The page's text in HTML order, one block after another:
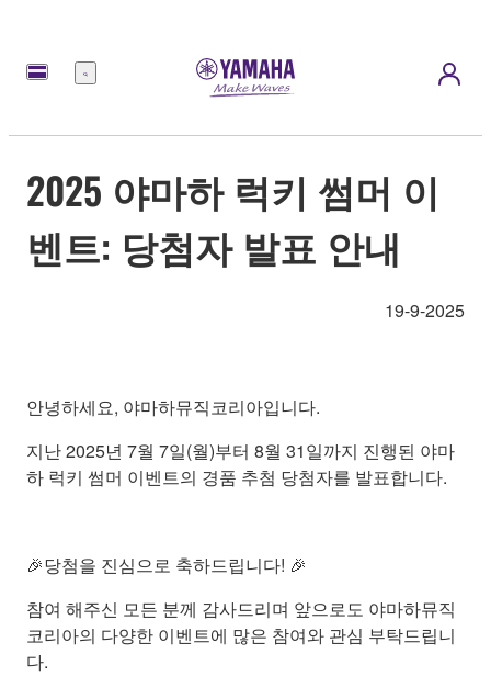
메
2025 야마하 럭키 썸머 이
벤트: 당첨자 발표 안내
19-9-2025
안녕하세요, 야마하뮤직코리아입니다.
지난 2025년 7월 7일(월)부터 8월 31일까지 진행된 야마
하 럭키 썸머 이벤트의 경품 추첨 당첨자를 발표합니다.
🎉당첨을 진심으로 축하드립니다! 🎉
참여 해주신 모든 분께 감사드리며 앞으로도 야마하뮤직
코리아의 다양한 이벤트에 많은 참여와 관심 부탁드립니
다.